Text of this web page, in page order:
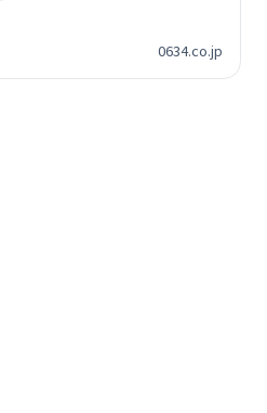
0634.co.jp